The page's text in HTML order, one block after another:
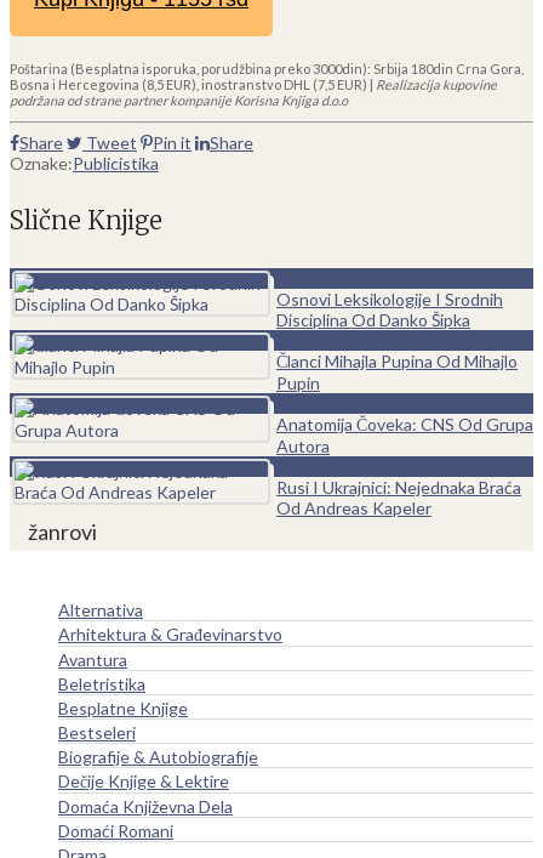
Poštarina (Besplatna isporuka, porudžbina preko 3000din): Srbija 180din Crna Gora,
Bosna i Hercegovina (8,5 EUR), inostranstvo DHL (7,5 EUR) | Realizacija kupovine
podržana od strane partner kompanije Korisna Knjiga d.o.o
Share Tweet Pin it
Share
Oznake:Publicistika
Slične Knjige
Osnovi Leksikologije I Srodnih
Disciplina Od Danko Šipka
Članci Mihajla Pupina Od Mihajlo
Pupin
Anatomija Čoveka: CNS Od Grupa
Autora
Rusi I Ukrajnici: Nejednaka Braća
Od Andreas Kapeler
žanrovi
Alternativa
Arhitektura & Građevinarstvo
Avantura
Beletristika
Besplatne Knjige
Bestseleri
Biografije & Autobiografije
Dečije Knjige & Lektire
Domaća Književna Dela
Domaći Romani